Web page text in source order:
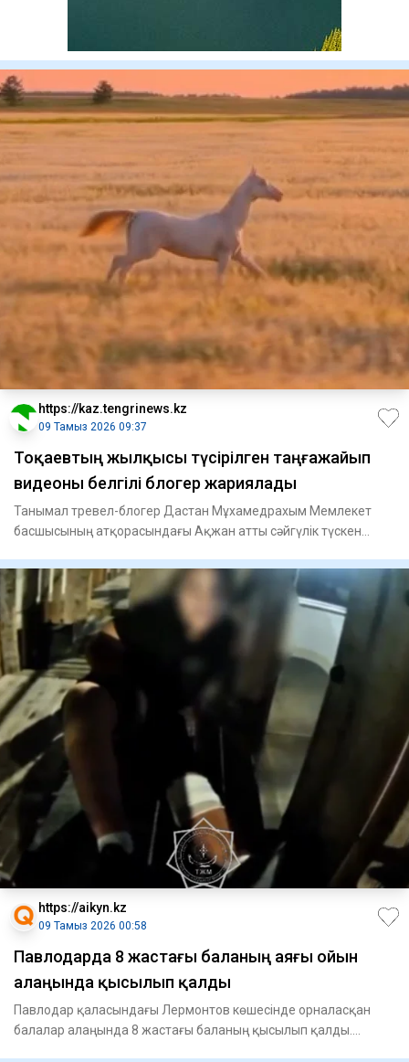
https://kaz.tengrinews.kz
09 Тамыз 2026 09:37
Тоқаевтың жылқысы түсірілген таңғажайып
видеоны белгілі блогер жариялады
Танымал тревел-блогер Дастан Мұхамедрахым Мемлекет
басшысының атқорасындағы Ақжан атты сәйгүлік түскен
https://aikyn.kz
09 Тамыз 2026 00:58
Павлодарда 8 жастағы баланың аяғы ойын
алаңында қысылып қалды
Павлодар қаласындағы Лермонтов көшесінде орналасқан
балалар алаңында 8 жастағы баланың қысылып қалды.